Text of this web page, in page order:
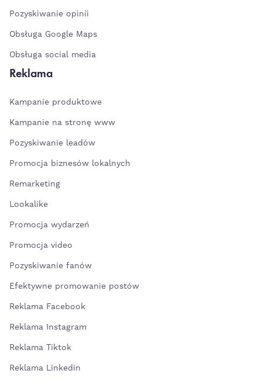
Pozyskiwanie opinii
Obsługa Google Maps
Obsługa social media
Reklama
Kampanie produktowe
Kampanie na stronę www
Pozyskiwanie leadów
Promocja biznesów lokalnych
Remarketing
Lookalike
Promocja wydarzeń
Promocja video
Pozyskiwanie fanów
Efektywne promowanie postów
Reklama Facebook
Reklama Instagram
Reklama Tiktok
Reklama Linkedin